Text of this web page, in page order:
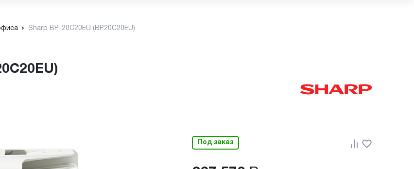
Sharp BP-20C20EU (BP20C20EU)
Под заказ